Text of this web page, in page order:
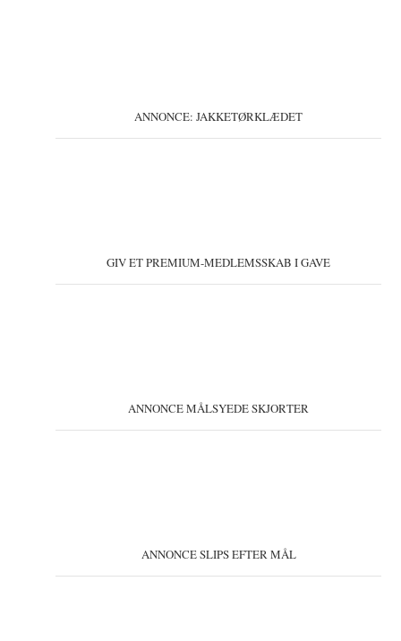
ANNONCE: JAKKETØRKLÆDET
GIV ET PREMIUM-MEDLEMSSKAB I GAVE
ANNONCE MÅLSYEDE SKJORTER
ANNONCE SLIPS EFTER MÅL